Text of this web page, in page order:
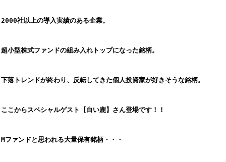
2000社以上の導入実績のある企業。
超小型株式ファンドの組み入れトップになった銘柄。
下落トレンドが終わり、反転してきた個人投資家が好きそうな銘柄。
ここからスペシャルゲスト【白い鹿】さん登場です！！
Mファンドと思われる大量保有銘柄・・・